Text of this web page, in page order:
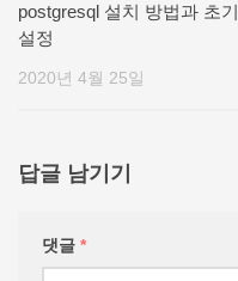
postgresql 설치 방법과 초기
설정
2020년 4월 25일
답글 남기기
댓글 *